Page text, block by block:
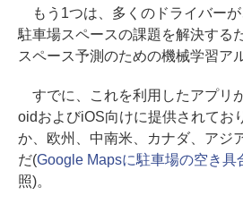
もう1つは、多くのドライバーが
駐車場スペースの課題を解決する
スペース予測のための機械学習ア
すでに、これを利用したアプリ
oidおよびiOS向けに提供されてお
か、欧州、中南米、カナダ、アジ
だ(Google Mapsに駐車場の空き具
照)。